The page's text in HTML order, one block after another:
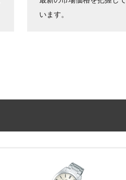
います。